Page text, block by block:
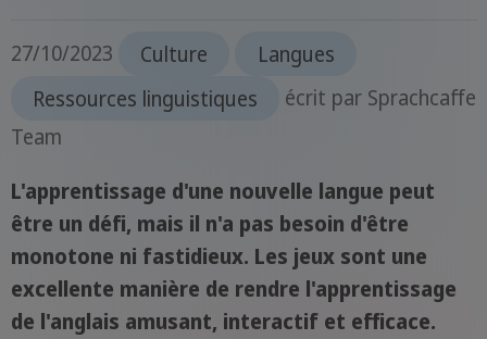
27/10/2023 Culture
Langues
Ressources linguistiques
écrit par Sprachcaffe
Team
L'apprentissage d'une nouvelle langue peut
être un défi, mais il n'a pas besoin d'être
monotone ni fastidieux. Les jeux sont une
excellente manière de rendre l'apprentissage
de l'anglais amusant, interactif et efficace.